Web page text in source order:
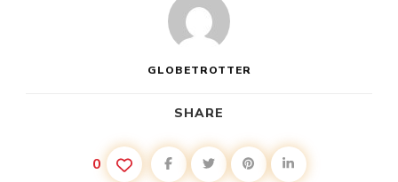
GLOBETROTTER
SHARE
0